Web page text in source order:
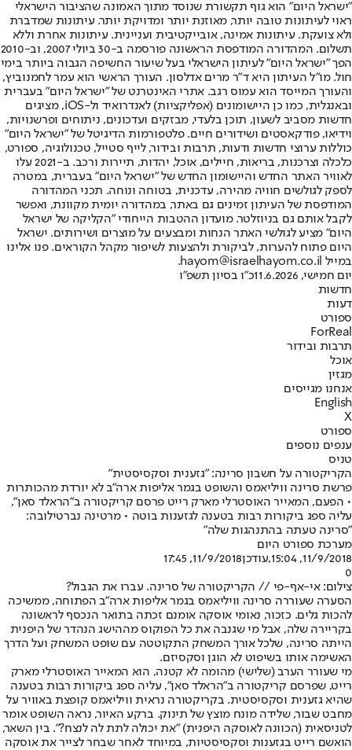
"ישראל היום" הוא גוף תקשורת שנוסד מתוך האמונה שהציבור הישראלי
ראוי לעיתונות טובה יותר, מאוזנת יותר ומדויקת יותר. עיתונות שמדברת
ולא צועקת. עיתונות אמינה, אובייקטיבית ועניינית. עיתונות אחרת וללא
תשלום. המהדורה המודפסת הראשונה פורסמה ב-30 ביולי 2007, וב-2010
הפך "ישראל היום" לעיתון הישראלי בעל שיעור החשיפה הגבוה ביותר בימי
חול. מו"ל העיתון היא ד"ר מרים אדלסון. העורך הראשי הוא עמר לחמנוביץ,
והעורך המייסד הוא עמוס רגב. אתרי האינטרנט של "ישראל היום" בעברית
ובאנגלית, כמו כן היישומונים (אפליקציות) לאנדרואיד ול-iOS, מציגים
חדשות מסביב לשעון, תוכן בלעדי, מבזקים ועדכונים, ניתוחים ופרשנויות,
וידיאו, פודקאסטים ושידורים חיים. פלטפורמות הדיגיטל של "ישראל היום"
כוללות ערוצי חדשות ודעות, תרבות ובידור, לייף סטייל, טכנולוגיה, ספורט,
כלכלה וצרכנות, בריאות, חיילים, אוכל, יהדות, תיירות ורכב. ב-2021 עלו
לאוויר האתר החדש והיישומון החדש של "ישראל היום" בעברית, במטרה
לספק לגולשים חוויה מהירה, עדכנית, בטוחה ונוחה. תכני המהדורה
המודפסת של העיתון זמינים גם באתר, במהדורה יומית מקוונת, ואפשר
לקבל אותם גם בניוזלטר. מועדון ההטבות הייחודי "הקליקה של ישראל
היום" מציע לגולשי האתר הנחות ומבצעים על מוצרים ושירותים. ישראל
היום פתוח להערות, לביקורת ולהצעות לשיפור מקהל הקוראים. פנו אלינו
במייל hayom@israelhayom.co.il.
יום חמישי, 11.6.2026
כ"ו בסיון תשפ"ו
חדשות
דעות
ספורט
ForReal
תרבות ובידור
אוכל
מגזין
אנחנו מגייסים
English
X
ספורט
ענפים נוספים
טניס
הקריקטורה על חשבון סרינה: "גזענית וסקסיסטית"
פרשת סרינה וויליאמס והשופט בגמר אליפות ארה"ב לא יורדת מהכותרות
• הפעם, המאייר האוסטרלי מארק רייט פרסם קריקטורה ב"הראלד סאן",
עליה ספג ביקורות רבות בטענה לגזענות בוטה • מרטינה נברטילובה:
"סרינה טעתה בהתנהגות שלה"
מערכת ספורט היום
11/9/2018, 15:04
,עודכן11/9/2018, 17:45
0
צילום: אי-אף-פי // הקריקטורה של סרינה. עברו את הגבול?
הסערה שעוררה סרינה וויליאמס בגמר אליפות ארה"ב הפתוחה, ממשיכה
להכות גלים. כזכור, נאומי אוסקה אומנם זכתה בתואר הנכסף לראשונה
בקריירה שלה, אבל מי שגנבה את כל הפוקוס מההישג הנהדר של היפנית
הייתה סרינה, שלכל אורך המשחק התקוטטה עם שופט המשחק ועל הדרך
האשימה אותו בשיפוט לא הוגן וסקסיזם.
מי שעורר הערב (שלישי) מהומה לא קטנה, הוא המאייר האוסטרלי מארק
רייט, שפרסם קריקטורה ב"הראלד סאן", עליה ספג ביקורות רבות בטענה
שהיא גזענית וסקסיסטית. בקריקטורה נראית וויליאמס קופצת באוויר על
מחבט שבור, שלידה מונח מוצץ של תינוק. ברקע האיור, נראה השופט אומר
לטניסאית (הכוונה לאוסקה היפנית) "את יכולה לתת לה לנצח?". בין השאר,
הואשם רייט בגזענות וסקסיסטיות, במיוחד לאחר שבחר לצייר את אוסקה